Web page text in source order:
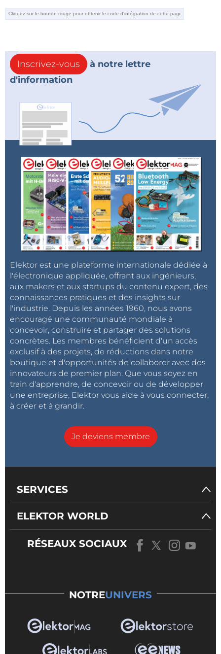
Inscrivez-vous
à notre lettre
d'information
Elektor est une plateforme internationale dédiée à
l'électronique appliquée, offrant aux ingénieurs,
aux makers et aux startups du contenu expert, des
connaissances pratiques et des insights sur
l'industrie. Depuis les années 1960, nous avons
encouragé une communauté mondiale à
concevoir, construire et partager des solutions
concrètes. Les membres bénéficient d'un accès
exclusif à des projets, de réductions dans notre
boutique et d'opportunités de collaborer avec des
innovateurs de premier plan. Que vous soyez en
train d'apprendre, de concevoir ou de développer
une entreprise, Elektor vous aide à vous connecter,
à créer et à grandir.
Je deviens membre
SERVICES
ELEKTOR WORLD
RÉSEAUX SOCIAUX
NOTREUNIVERS